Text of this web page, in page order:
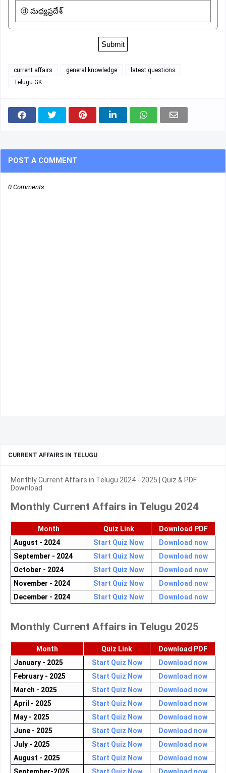
ⓓ మధ్యప్రదేశ్
current affairs general knowledge
latest questions
Telugu GK
POST A COMMENT
0 Comments
CURRENT AFFAIRS IN TELUGU
Monthly Current Affairs in Telugu 2024 - 2025 | Quiz & PDF
Download
Monthly Current Affairs in Telugu 2024
Month Quiz Link
Download PDF
August - 2024
Start Quiz Now
Download now
September - 2024
Start Quiz Now
Download now
October - 2024
Start Quiz Now
Download now
November - 2024
Start Quiz Now
Download now
December - 2024
Start Quiz Now Download now
Monthly Current Affairs in Telugu 2025
Month Quiz Link
Download PDF
January - 2025
Start Quiz Now
Download now
February - 2025
Start Quiz Now
Download now
March - 2025
Start Quiz Now
Download now
April - 2025
Start Quiz Now
Download now
May - 2025
Start Quiz Now
Download now
June - 2025
Start Quiz Now
Download now
July - 2025
Start Quiz Now
Download now
August - 2025
Start Quiz Now
Download now
September-2025
Start Quiz Now Download now